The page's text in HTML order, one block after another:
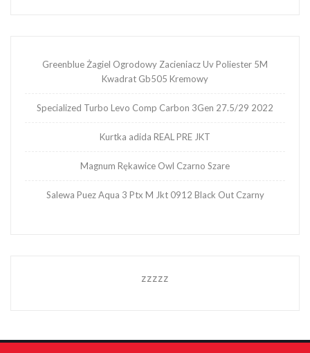
Greenblue Żagiel Ogrodowy Zacieniacz Uv Poliester 5M
Kwadrat Gb505 Kremowy
Specialized Turbo Levo Comp Carbon 3Gen 27.5/29 2022
Kurtka adida REAL PRE JKT
Magnum Rękawice Owl Czarno Szare
Salewa Puez Aqua 3 Ptx M Jkt 0912 Black Out Czarny
zzzzz